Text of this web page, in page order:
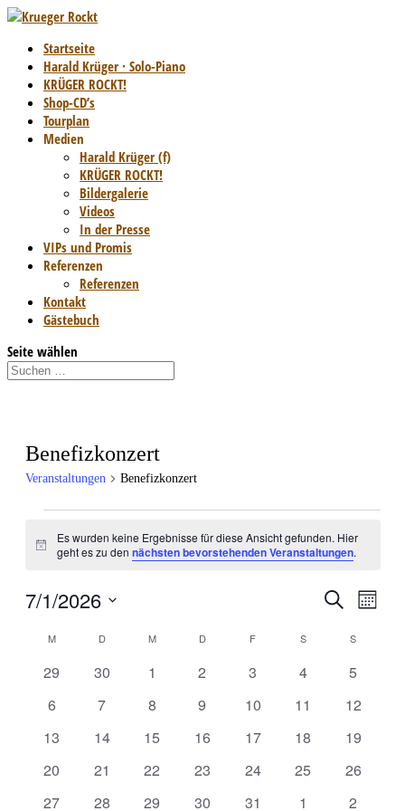
Startseite
Harald Krüger · Solo-Piano
KRÜGER ROCKT!
Shop-CD’s
Tourplan
Medien
Harald Krüger (f)
KRÜGER ROCKT!
Bildergalerie
Videos
In der Presse
VIPs und Promis
Referenzen
Referenzen
Kontakt
Gästebuch
Seite wählen
Benefizkonzert
Veranstaltungen Benefizkonzert
Hinweis
Es wurden keine Ergebnisse für diese Ansicht gefunden. Hier
geht es zu den nächsten bevorstehenden Veranstaltungen.
Suche
Suche
Monat
7/1/2026
wählen.
Kalender
von
Veranstaltungen
M MONTAGDDIENSTAG
M MITTWOCH
D DONNERSTAG
F SSAMSTAGS
0
29
0
30
0
1
0
2
0
3
0
4
0
5
0
6
0
7
0
8
0
9
0
10
0
11
0
12
0
13
0
14
0
15
0
16
0
17
0
18
0
19
0
20
0
21
0
22
0
23
0
24
0
25
0
26
0
27 0
28 0
29 0
30 0
31 0
1 0
2